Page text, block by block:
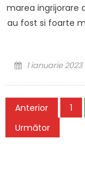
marea ingrijorare
au fost si foarte
Posted
1 ianuarie 2023
Paginație
articole
Anterior 1
Următor